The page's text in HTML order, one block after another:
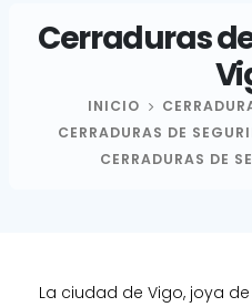
Cerraduras
INICIO
CERRADURAS DE
CERRADURAS DE
La ciudad de Vigo, joya